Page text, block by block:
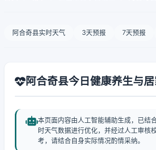
阿合奇县实时天气 3天预报 7天预报
阿合奇县今日健康养生与
本页面内容由人工智能辅助生成，已结
时天气数据进行优化，并经过人工审核
考，请结合自身实际情况酌情采纳。